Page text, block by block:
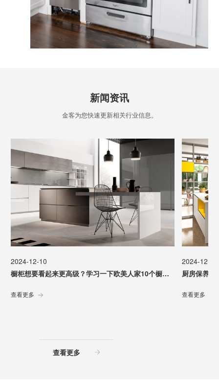
新闻资讯
金客为您快速更新相关行业信息。
2024-12-10
橱柜想要看起来更高级？学习一下欧美人家10个橱柜五金设计
查看更多
2024-12-10
厨房保养，
查看更多
查看更多